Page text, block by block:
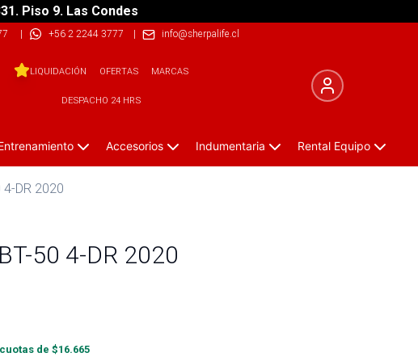
Piso 9. Las Condes
| +56 2 2244 3777 | info@sherpalife.cl
LIQUIDACIÓN OFERTAS MARCAS
DESPACHO 24 HRS
Accesorios Indumentaria Rental Equipo
4-DR 2020
50 4-DR 2020
cuotas de $16.665